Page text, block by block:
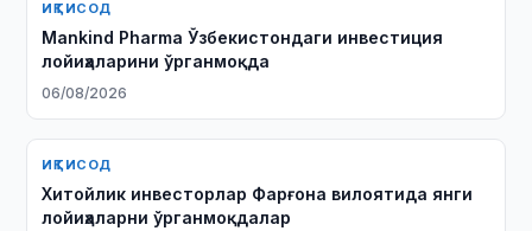
ИҚТИСОД
Mankind Pharma Ўзбекистондаги инвестиция
лойиҳаларини ўрганмоқда
06/08/2026
ИҚТИСОД
Хитойлик инвесторлар Фарғона вилоятида янги
лойиҳаларни ўрганмоқдалар